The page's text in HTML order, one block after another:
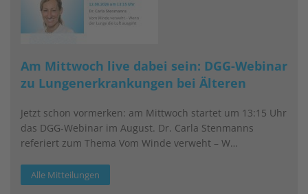
Am Mittwoch live dabei sein: DGG-Webinar
zu Lungenerkrankungen bei Älteren
Jetzt schon vormerken: am Mittwoch startet um 13:15 Uhr
das DGG-Webinar im August. Dr. Carla Stenmanns
referiert zum Thema Vom Winde verweht – W…
Alle Mitteilungen